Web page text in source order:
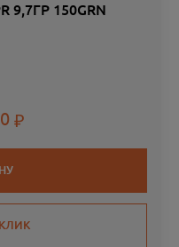
9,7ГР 150GRN